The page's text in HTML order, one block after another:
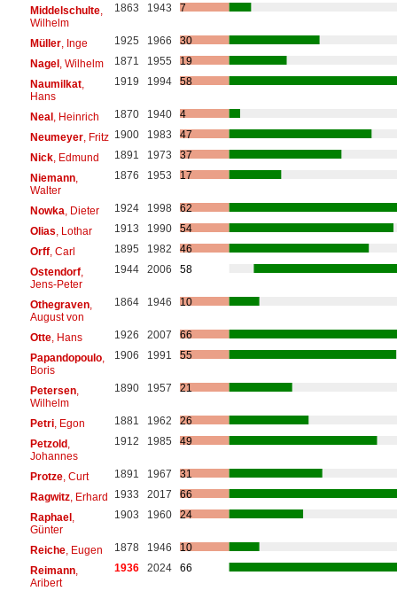
Middelschulte,
Wilhelm
1863 1943 7
Müller, Inge 1925 1966
30
Nagel, Wilhelm 1871 1955
19
Naumilkat,
Hans
1919 1994 58
Neal, Heinrich 1870 1940
4
Neumeyer, Fritz 1900 1983
47
Nick, Edmund 1891 1973
37
Niemann,
Walter
1876 1953 17
Nowka , Dieter 1924 1998
62
Olias , Lothar 1913 1990
54
Orff, Carl 1895 1982
46
Ostendorf,
Jens-Peter
1944 2006 58
Othegraven,
August von
1864 1946 10
Otte, Hans 1926 2007
66
Papandopoulo,
Boris
1906 1991 55
Petersen,
Wilhelm
1890 1957 21
Petri, Egon 1881 1962
26
Petzold,
Johannes
1912 1985 49
Protze, Curt 1891 1967
31
Ragwitz, Erhard 1933 2017
66
Raphael,
Günter
1903 1960 24
Reiche, Eugen 1878 1946
10
Reimann,
Aribert
1936 2024 66